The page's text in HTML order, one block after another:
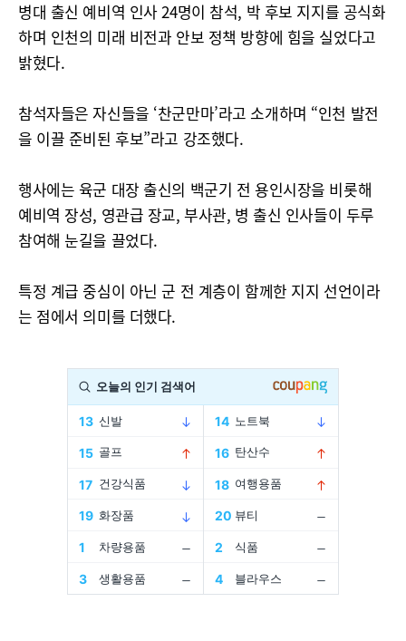
병대 출신 예비역 인사 24명이 참석, 박 후보 지지를 공식화
하며 인천의 미래 비전과 안보 정책 방향에 힘을 실었다고
밝혔다.
참석자들은 자신들을 ‘찬군만마’라고 소개하며 “인천 발전
을 이끌 준비된 후보”라고 강조했다.
행사에는 육군 대장 출신의 백군기 전 용인시장을 비롯해
예비역 장성, 영관급 장교, 부사관, 병 출신 인사들이 두루
참여해 눈길을 끌었다.
특정 계급 중심이 아닌 군 전 계층이 함께한 지지 선언이라
는 점에서 의미를 더했다.